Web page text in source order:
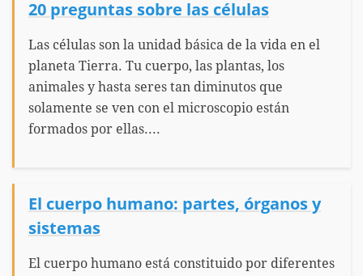
20 preguntas sobre las células
Las células son la unidad básica de la vida en el
planeta Tierra. Tu cuerpo, las plantas, los
animales y hasta seres tan diminutos que
solamente se ven con el microscopio están
formados por ellas....
El cuerpo humano: partes, órganos y
sistemas
El cuerpo humano está constituido por diferentes